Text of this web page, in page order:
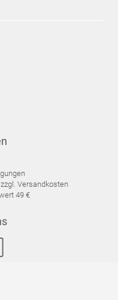
Versandkosten
49 €